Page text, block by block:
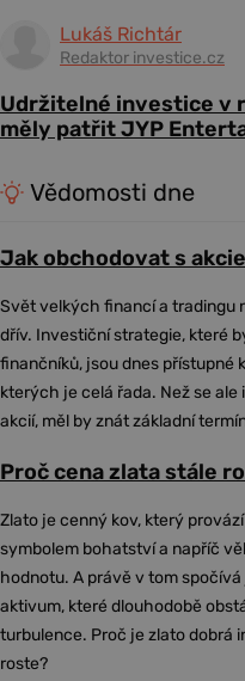
Lukáš Richtár
Redaktor investice.cz
Udržitelné investice v
měly patřit JYP
Vědomosti dne
Jak obchodovat s
Svět velkých financí a tradingu
dřív. Investiční strategie, které
finančníků, jsou dnes přístupné
kterých je celá řada. Než se
akcií, měl by znát základní
Proč cena zlata stále
Zlato je cenný kov, který
symbolem bohatství a napříč
hodnotu. A právě v tom
aktivum, které dlouhodobě
turbulence. Proč je zlato dobrá
roste?